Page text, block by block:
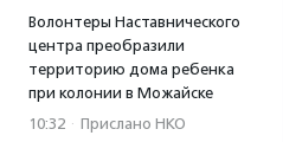
Волонтеры Наставнического
центра преобразили
территорию дома ребенка
при колонии в Можайске
10:32 · Прислано НКО